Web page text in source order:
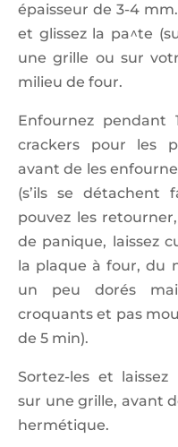
épaisseur de 3-4
et glissez la pa^te
une grille ou sur
milieu de four.
Enfournez pendant
crackers pour les
avant de les
(s’ils se détachent
pouvez les
de panique, laissez
la plaque à four, du
un peu dorés
croquants et pas
de 5 min).
Sortez-les et
sur une grille, avant
hermétique.